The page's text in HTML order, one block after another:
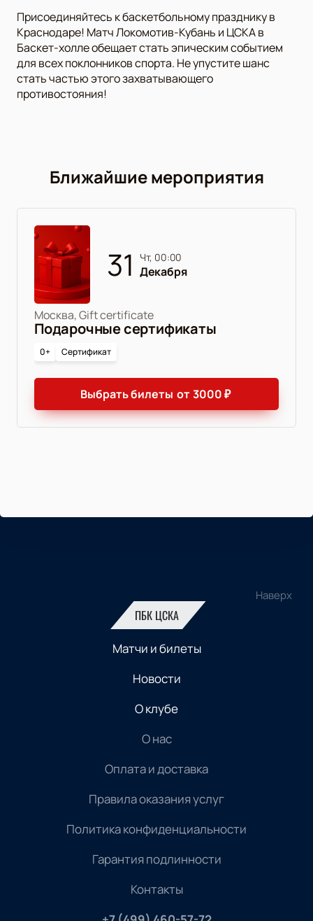
Присоединяйтесь к баскетбольному празднику в
Краснодаре! Матч Локомотив-Кубань и ЦСКА в
Баскет-холле обещает стать эпическим событием
для всех поклонников спорта. Не упустите шанс
стать частью этого захватывающего
противостояния!
Ближайшие мероприятия
31 чт, 00:00
Декабря
Москва, Gift certificate
Подарочные сертификаты
0+ Сертификат
Выбрать билеты от 3000₽
Наверх
ПБК ЦСКА
Матчи и билеты
Новости
О клубе
О нас
Оплата и доставка
Правила оказания услуг
Политика конфиденциальности
Гарантия подлинности
Контакты